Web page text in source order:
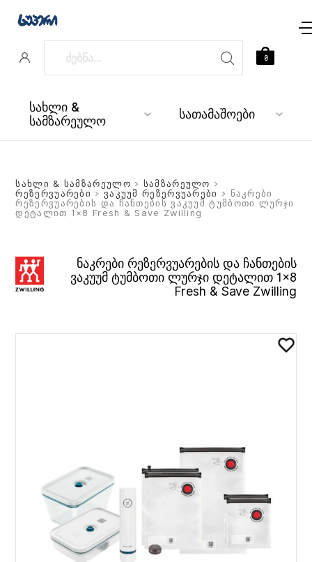
სახლი &
სამზარეულო სათამაშოები
0
სახლი & სამზარეულო > სამზარეულო >
რეზერვუარები >ვაკუუმ რეზერვუარები > ნაკრები
რეზერვუარების და ჩანთების ვაკუუმ ტუმბოთი ლურჯი
დეტალით 1×8 Fresh & Save Zwilling
ნაკრები რეზერვუარების და ჩანთების
ვაკუუმ ტუმბოთი ლურჯი დეტალით 1×8
Fresh & Save Zwilling